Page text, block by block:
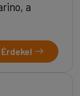
a
Érdekel